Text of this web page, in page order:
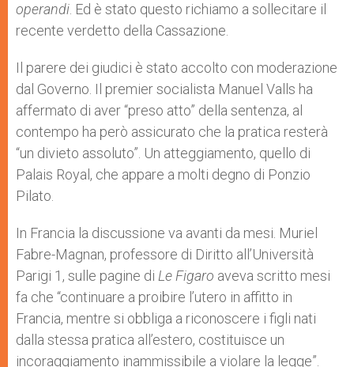
operandi . Ed è stato questo richiamo a sollecitare il
recente verdetto della Cassazione.
Il parere dei giudici è stato accolto con moderazione
dal Governo. Il premier socialista Manuel Valls ha
affermato di aver “preso atto” della sentenza, al
contempo ha però assicurato che la pratica resterà
“un divieto assoluto”. Un atteggiamento, quello di
Palais Royal, che appare a molti degno di Ponzio
Pilato.
In Francia la discussione va avanti da mesi. Muriel
Fabre-Magnan, professore di Diritto all’Università
Parigi 1, sulle pagine di Le Figaro aveva scritto mesi
fa che “continuare a proibire l’utero in affitto in
Francia, mentre si obbliga a riconoscere i figli nati
dalla stessa pratica all’estero, costituisce un
incoraggiamento inammissibile a violare la legge”.